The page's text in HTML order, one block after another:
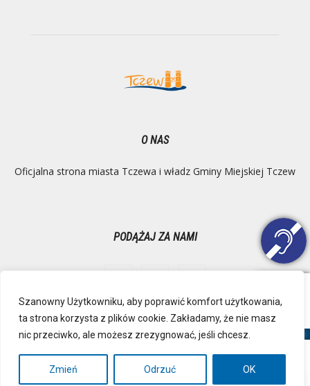
Szanowny Użytkowniku, aby poprawić komfort użytkowania,
ta strona korzysta z plików cookie. Zakładamy, że nie masz
nic przeciwko, ale możesz zrezygnować, jeśli chcesz.
Zmień Odrzuć OK
O NAS
Oficjalna strona miasta Tczewa i władz Gminy Miejskiej Tczew
PODĄŻAJ ZA NAMI
Ochrona danych osobowych
Inspektor Danych Osobowych
Polityka Prywatności
Deklaracja dostępności
RSS
Kontakt
© Urząd Miejski, Plac Marszałka Józefa Piłsudskiego 1